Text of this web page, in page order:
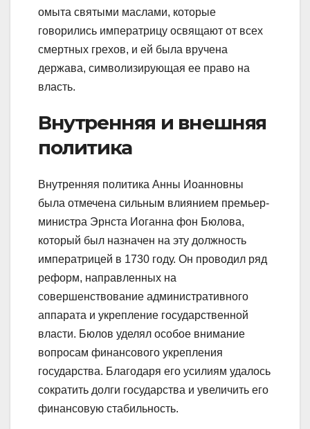
омыта святыми маслами, которые
говорились императрицу освящают от всех
смертных грехов, и ей была вручена
держава, символизирующая ее право на
власть.
Внутренняя и внешняя
политика
Внутренняя политика Анны Иоанновны
была отмечена сильным влиянием премьер-
министра Эрнста Иоганна фон Бюлова,
который был назначен на эту должность
императрицей в 1730 году. Он проводил ряд
реформ, направленных на
совершенствование административного
аппарата и укрепление государственной
власти. Бюлов уделял особое внимание
вопросам финансового укрепления
государства. Благодаря его усилиям удалось
сократить долги государства и увеличить его
финансовую стабильность.